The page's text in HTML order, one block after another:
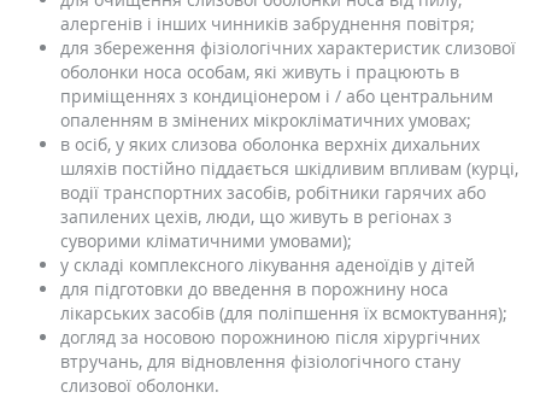
алергенів і інших чинників забруднення повітря;
для збереження фізіологічних характеристик слизової
оболонки носа особам, які живуть і працюють в
приміщеннях з кондиціонером і / або центральним
опаленням в змінених мікрокліматичних умовах;
в осіб, у яких слизова оболонка верхніх дихальних
шляхів постійно піддається шкідливим впливам (курці,
водії транспортних засобів, робітники гарячих або
запилених цехів, люди, що живуть в регіонах з
суворими кліматичними умовами);
у складі комплексного лікування аденоїдів у дітей
для підготовки до введення в порожнину носа
лікарських засобів (для поліпшення їх всмоктування);
догляд за носовою порожниною після хірургічних
втручань, для відновлення фізіологічного стану
слизової оболонки.